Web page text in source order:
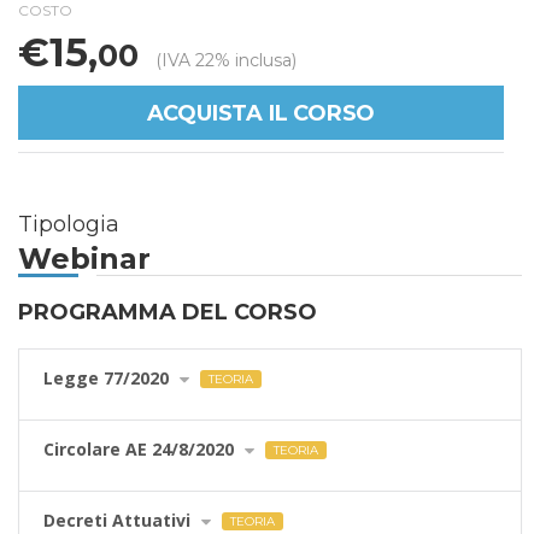
COSTO
€15,00 (IVA 22% inclusa)
ACQUISTA IL CORSO
Tipologia
Webinar
PROGRAMMA DEL CORSO
Legge 77/2020 TEORIA
Circolare AE 24/8/2020 TEORIA
Decreti Attuativi TEORIA